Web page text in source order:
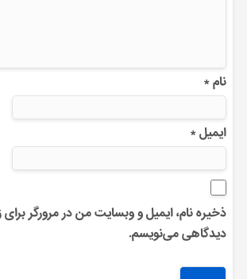
نام*
ایمیل*
ذخیره نام، ایمیل و وبسایت من در مرورگر برای
دیدگاهی می‌نویسم.